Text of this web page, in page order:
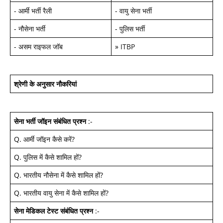
- आर्मी भर्ती रैली - वायु सेना भर्ती
- नौसेना भर्ती - पुलिस भर्ती
- असम राइफल जॉब » ITBP
श्रेणी के अनुसार नौकरियां
सेना भर्ती जॉइन संबंधित प्रश्न:-
Q. आर्मी जॉइन कैसे करें?
Q. पुलिस में कैसे शामिल हों?
Q. भारतीय नौसेना में कैसे शामिल हों?
Q. भारतीय वायु सेना में कैसे शामिल हों?
सेना मेडिकल टेस्ट संबंधित प्रश्न:-